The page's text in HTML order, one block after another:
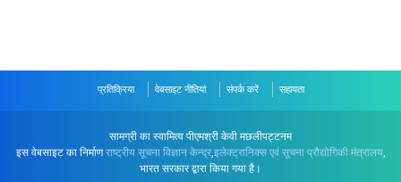
प्रतिक्रिया वेबसाइट नीतियां संपर्क करें सहायता
सामग्री का स्वामित्व पीएमश्री केवी मछलीपट्टनम
इस वेबसाइट का निर्माणराष्ट्रीय सूचना विज्ञान केन्द्र,इलेक्ट्रानिक्स एवं सूचना प्रौद्योगिकी मंत्रालय,
भारत सरकार द्वारा किया गया है।